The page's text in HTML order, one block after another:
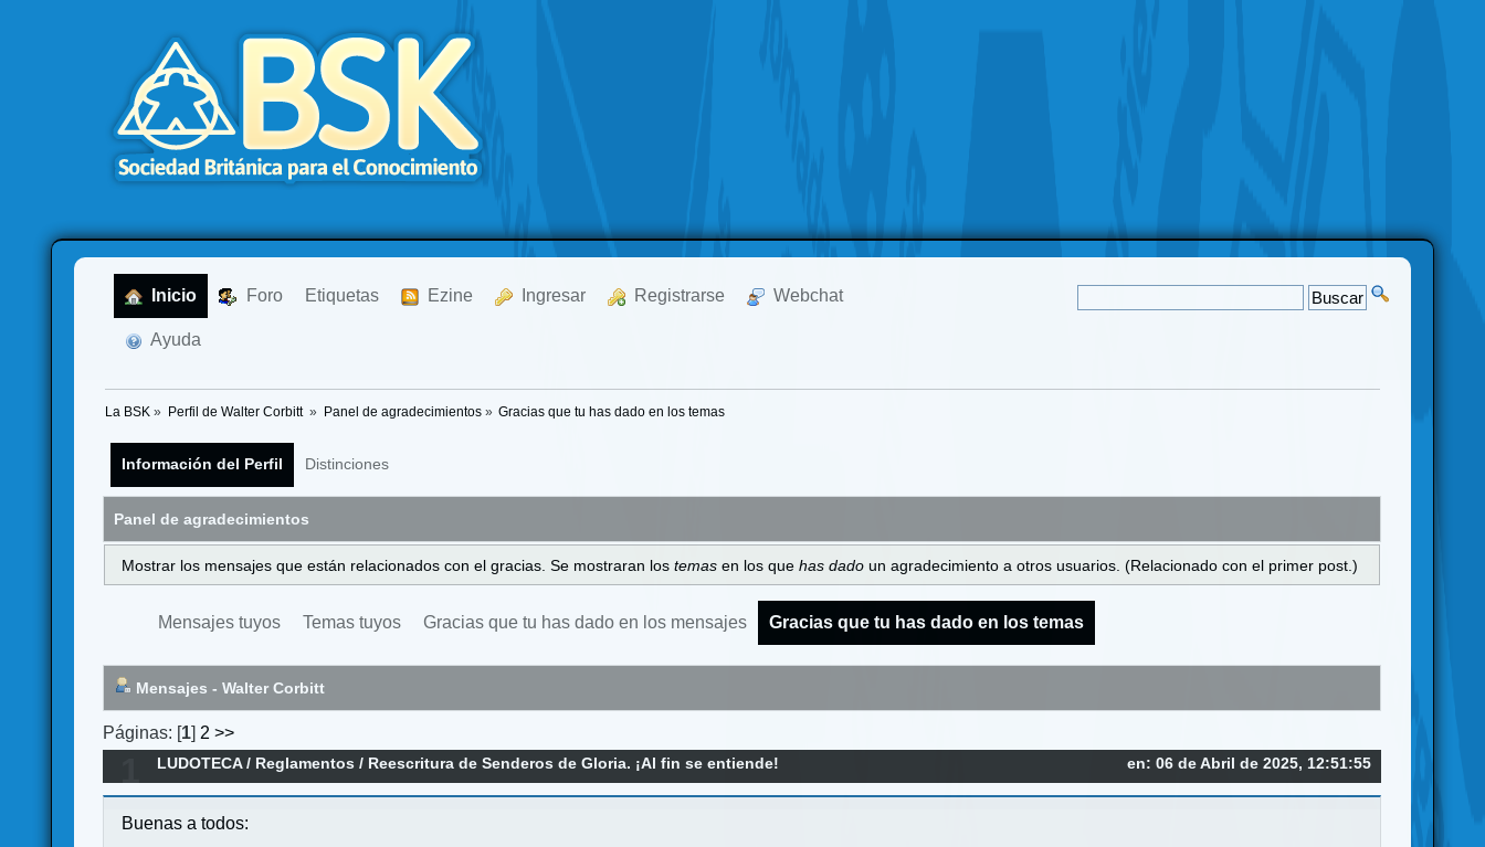
Inicio Foro Etiquetas Ezine Ingresar Registrarse Webchat
Ayuda
La BSK » Perfil de Walter Corbitt » Panel de agradecimientos» Gracias que tu has dado en los temas
Información del Perfil Distinciones
Panel de agradecimientos
Mostrar los mensajes que están relacionados con el gracias. Se mostraran los temas en los que has dado un agradecimiento a otros usuarios. (Relacionado con el primer post.)
Mensajes tuyos Temas tuyos Gracias que tu has dado en los mensajes Gracias que tu has dado en los temas
Mensajes - Walter Corbitt
Páginas: [1] 2 >>
en: 06 de Abril de 2025, 12:51:55
LUDOTECA/ Reglamentos / Reescritura de Senderos de Gloria. ¡Al fin se entiende!
Buenas a todos: